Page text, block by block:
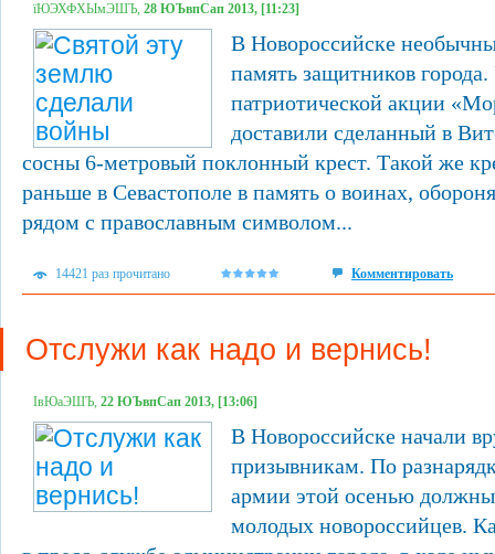
їЮЭХФХЫмЭШЪ, 28 ЮЪвпСап 2013, [11:23]
В Новороссийске
память защитников
патриотической акции
доставили сделанный в
сосны 6-метровый поклонный крест. Такой же
раньше в Севастополе в память о воинах,
рядом с православным символом...
14421 раз прочитано Комментировать
Отслужи как надо и вернись!
ІвЮаЭШЪ, 22 ЮЪвпСап 2013, [13:06]
В Новороссийске начали
призывникам. По
армии этой осенью должны
молодых новороссийцев.